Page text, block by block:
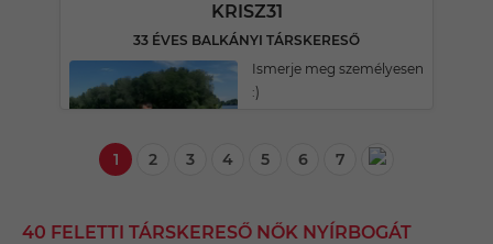
KRISZ31
33 ÉVES BALKÁNYI TÁRSKERESŐ
Ismerje meg személyesen
:)
1 2 3 4 5 6 7
40 FELETTI TÁRSKERESŐ NŐK NYÍRBOGÁT